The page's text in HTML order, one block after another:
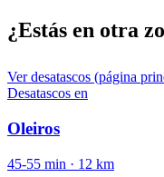
¿Estás en otra
Verdesatascos (página
Desatascos en
Oleiros
45-55 min · 12 km